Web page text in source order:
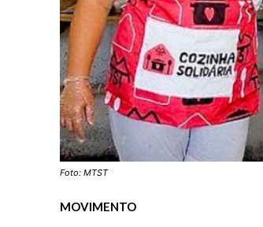
Foto: MTST
MOVIMENTO